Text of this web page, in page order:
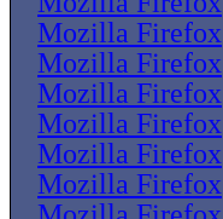
Mozilla Firefox
Mozilla Firefox
Mozilla Firefox
Mozilla Firefox
Mozilla Firefox
Mozilla Firefox